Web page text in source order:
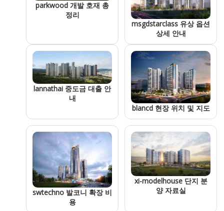
parkwood 개발 호재 총
정리
msgdstarclass 유상 옵션
상세 안내
lannathai 중도금 대출 안
내
blancd 현장 위치 및 지도
swtechno 발코니 확장 비
용
xi-modelhouse 단지 분
양 자료실